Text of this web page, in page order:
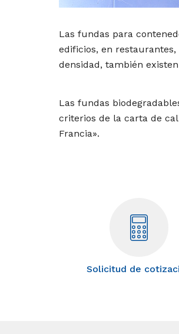
Las fundas para
edificios, en
densidad, también
Las fundas
criterios de la carta de
Francia».
Solicitud de